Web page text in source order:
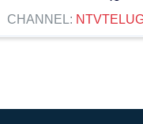
CHANNEL: